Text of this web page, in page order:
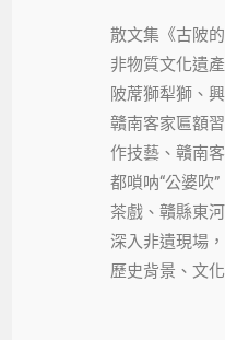
散文集《古陂
非物質文化遺
陂蓆獅犁獅、
贛南客家匾額
作技藝、贛南
都嗩呐“公婆吹
茶戲、贛縣東
深入非遺現場
歷史背景、文